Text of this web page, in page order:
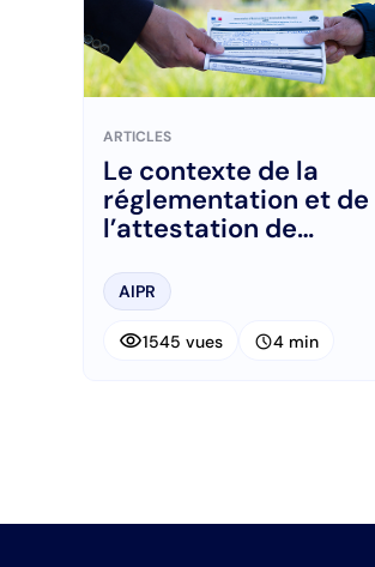
ARTICLES
Le contexte de la
réglementation et de
l’attestation de
AIPR
visibility1545 vues schedule4 min